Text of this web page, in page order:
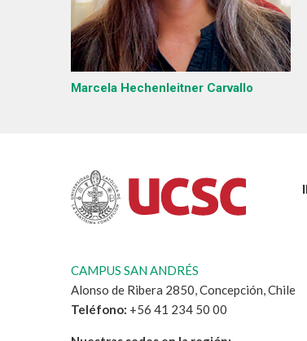
Marcela Hechenleitner Carvallo
CAMPUS SAN ANDRÉS
Alonso de Ribera 2850, Concepción, Chile
Teléfono: +56 41 234 50 00